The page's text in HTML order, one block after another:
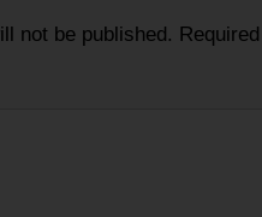
not be published.